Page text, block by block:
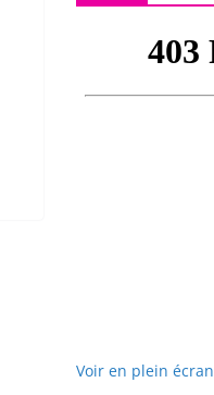
Voir en plein écran